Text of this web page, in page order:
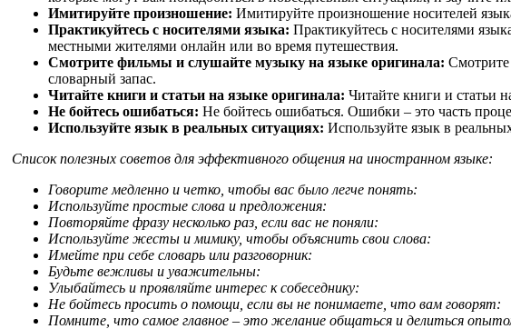
Имитируйте произношение: Имитируйте произношение носителей
Практикуйтесь с носителями языка: Практикуйтесь с носителями
местными жителями онлайн или во время путешествия.
Смотрите фильмы и слушайте музыку на языке оригинала:
словарный запас.
Читайте книги и статьи на языке оригинала: Читайте книги и статьи
Не бойтесь ошибаться: Не бойтесь ошибаться. Ошибки – это часть
Используйте язык в реальных ситуациях: Используйте язык в
Список полезных советов для эффективного общения на иностранном языке:
Говорите медленно и четко, чтобы вас было легче понять:
Используйте простые слова и предложения:
Повторяйте фразу несколько раз, если вас не поняли:
Используйте жесты и мимику, чтобы объяснить свои слова:
Имейте при себе словарь или разговорник:
Будьте вежливы и уважительны:
Улыбайтесь и проявляйте интерес к собеседнику:
Не бойтесь просить о помощи, если вы не понимаете, что вам говорят:
Помните, что самое главное – это желание общаться и делиться